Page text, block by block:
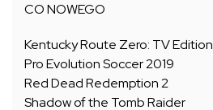
CO NOWEGO
Kentucky Route Zero: TV Edition
Pro Evolution Soccer 2019
Red Dead Redemption 2
Shadow of the Tomb Raider